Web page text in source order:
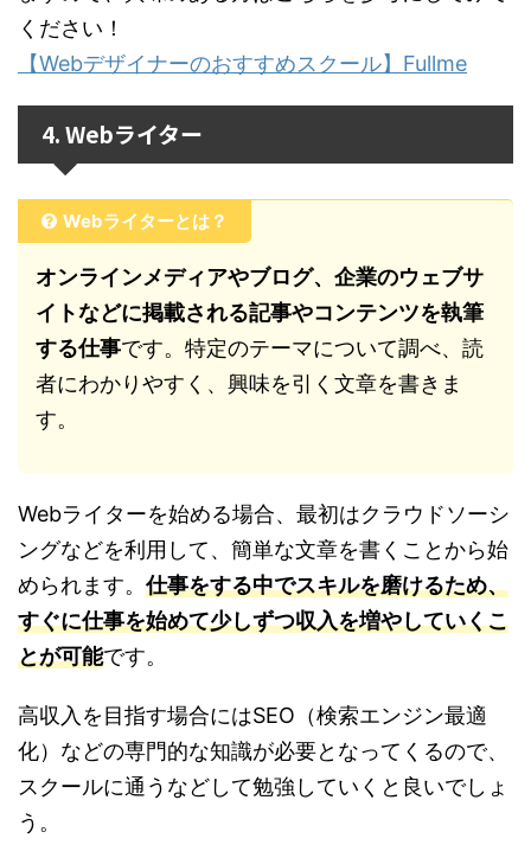
ください！
【Webデザイナーのおすすめスクール】Fullme
4. Webライター
Webライターとは？
オンラインメディアやブログ、企業のウェブサ
イトなどに掲載される記事やコンテンツを執筆
する仕事です。特定のテーマについて調べ、読
者にわかりやすく、興味を引く文章を書きま
す。
Webライターを始める場合、最初はクラウドソーシ
ングなどを利用して、簡単な文章を書くことから始
められます。仕事をする中でスキルを磨けるため、
すぐに仕事を始めて少しずつ収入を増やしていくこ
とが可能です。
高収入を目指す場合にはSEO（検索エンジン最適
化）などの専門的な知識が必要となってくるので、
スクールに通うなどして勉強していくと良いでしょ
う。